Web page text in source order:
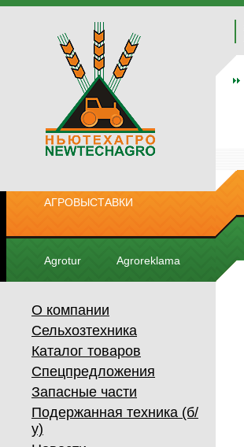
АГРОВЫСТАВКИ
Agrotur Agroreklama
О компании
Сельхозтехника
Каталог товаров
Спецпредложения
Запасные части
Подержанная техника (б/
у)